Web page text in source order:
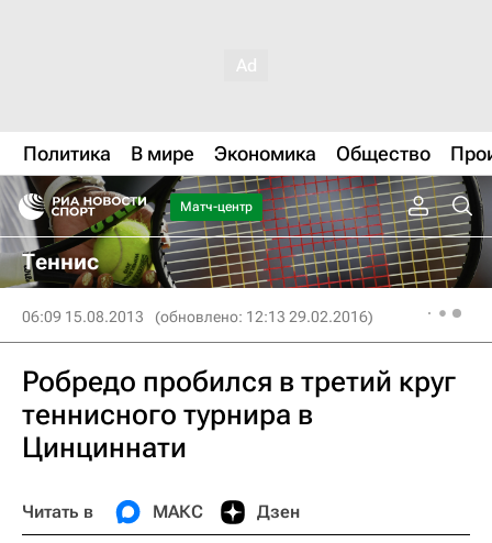
Политика В мире Экономика Общество
Матч-центр
Теннис
06:09 15.08.2013 (обновлено: 12:13 29.02.2016)
Робредо пробился в третий круг
теннисного турнира в
Цинциннати
Читать в МАКС Дзен